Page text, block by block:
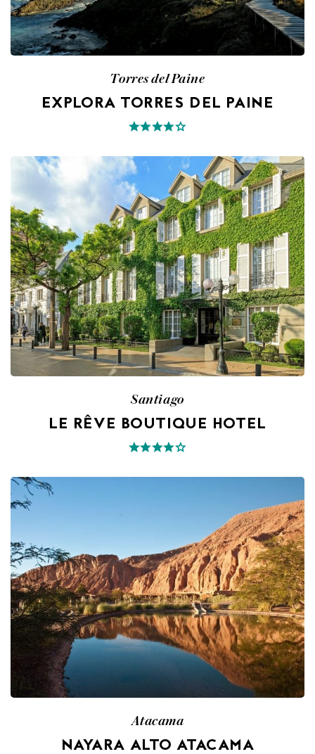
Torres del Paine
EXPLORA TORRES DEL PAINE
Santiago
LE RÊVE BOUTIQUE HOTEL
Atacama
NAYARA ALTO ATACAMA